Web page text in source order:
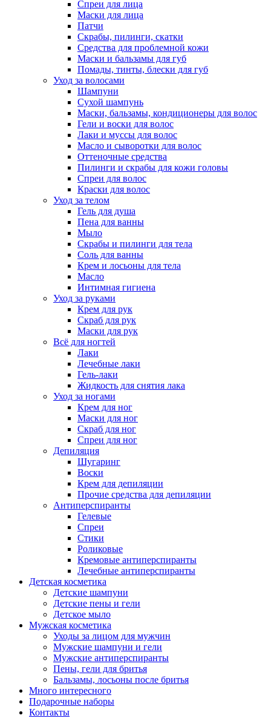
Спреи для лица
Маски для лица
Патчи
Скрабы, пилинги, скатки
Средства для проблемной кожи
Маски и бальзамы для губ
Помады, тинты, блески для губ
Уход за волосами
Шампуни
Сухой шампунь
Маски, бальзамы, кондиционеры для волос
Гели и воски для волос
Лаки и муссы для волос
Масло и сыворотки для волос
Оттеночные средства
Пилинги и скрабы для кожи головы
Спреи для волос
Краски для волос
Уход за телом
Гель для душа
Пена для ванны
Мыло
Скрабы и пилинги для тела
Соль для ванны
Крем и лосьоны для тела
Масло
Интимная гигиена
Уход за руками
Крем для рук
Скраб для рук
Маски для рук
Всё для ногтей
Лаки
Лечебные лаки
Гель-лаки
Жидкость для снятия лака
Уход за ногами
Крем для ног
Маски для ног
Скраб для ног
Спреи для ног
Депиляция
Шугаринг
Воски
Крем для депиляции
Прочие средства для депиляции
Антиперспиранты
Гелевые
Спреи
Стики
Роликовые
Кремовые антиперспиранты
Лечебные антиперспиранты
Детская косметика
Детские шампуни
Детские пены и гели
Детское мыло
Мужская косметика
Уходы за лицом для мужчин
Мужские шампуни и гели
Мужские антиперспиранты
Пены, гели для бритья
Бальзамы, лосьоны после бритья
Много интересного
Подарочные наборы
Контакты